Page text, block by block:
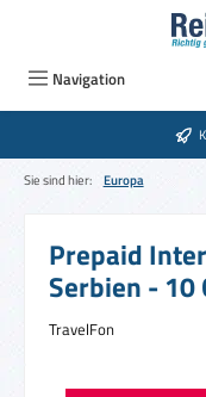
Zum Hauptinhalt springen
Navigation
Sie sind hier: Europa
Prepaid
Serbien - 10
TravelFon